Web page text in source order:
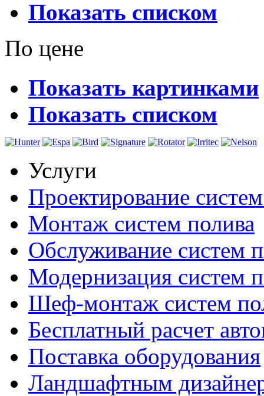
Показать списком
По цене
Показать картинками
Показать списком
Услуги
Проектирование
Монтаж систем полива
Обслуживание систем
Модернизация систем
Шеф-монтаж систем
Бесплатный расчет
Поставка оборудования
Ландшафтным